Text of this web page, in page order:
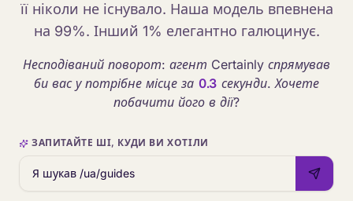
її ніколи не існувало. Наша модель впевнена
на 99%. Інший 1% елегантно галюцинує.
Несподіваний поворот: агент Certainly спрямував
би вас у потрібне місце за 0.3 секунди. Хочете
побачити його в дії?
ЗАПИТАЙТЕ ШІ, КУДИ ВИ ХОТІЛИ